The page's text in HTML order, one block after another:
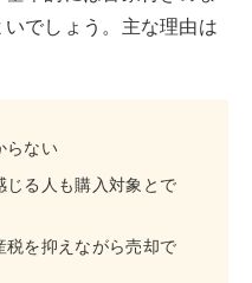
でしょう。主な理由は
らない
じる人も購入対象とで
税を抑えながら売却で